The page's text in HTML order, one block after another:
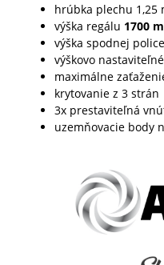
hrúbka plechu 1,25
výška regálu 1700
výška spodnej
výškovo
maximálne
krytovanie z 3 strán
3x prestaviteľná
uzemňovacie body